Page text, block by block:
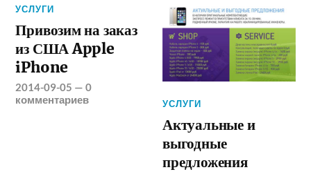
УСЛУГИ
Привозим на заказ
из США Apple
iPhone
2014-09-05 —0
комментариев
УСЛУГИ
Актуальные и
выгодные
предложения